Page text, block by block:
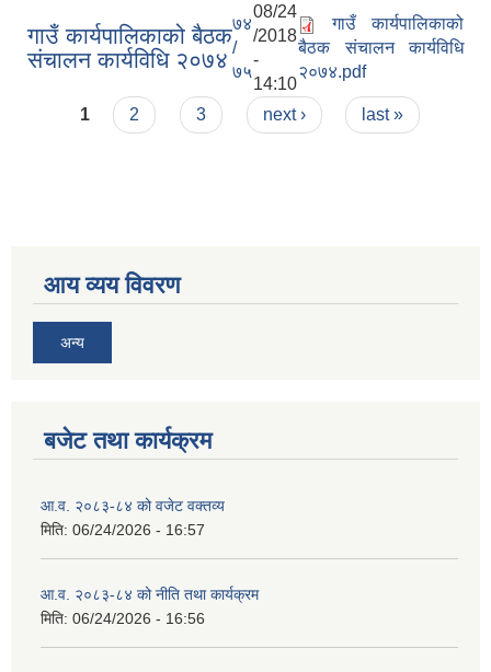
गाउँ कार्यपालिकाको बैठक
संचालन कार्यविधि २०७४
७४
/
७५
08/24
/2018
-
14:10
गाउँ कार्यपालिकाको
बैठक संचालन कार्यविधि
२०७४.pdf
Pages
1 2 3 next › last »
आय व्यय विवरण
अन्य
बजेट तथा कार्यक्रम
आ.व. २०८३-८४ को वजेट वक्तव्य
मिति: 06/24/2026 - 16:57
आ.व. २०८३-८४ को नीति तथा कार्यक्रम
मिति: 06/24/2026 - 16:56